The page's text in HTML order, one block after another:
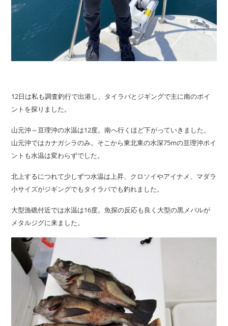
12日は私も調査釣行で出港し、タイラバとジギングで主に南のポイ
ントを探りました。
山元沖～亘理沖の水温は12度。南へ行くほど下がっていきました。
山元沖ではカナガシラのみ。そこから東北東の水深75mの亘理沖ポイ
ントも水温は変わらずでした。
北上するにつれて少しずつ水温は上昇、クロソイやアイナメ、マダラ
小サイズがジギングでもタイラバでも釣れました。
大型漁礁付近では水温は16度。魚探の反応も良く大型の黒メバルが
メタルジグに来ました。